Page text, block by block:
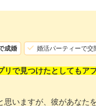
成婚 婚活パーティーで交
リで見つけたとしてもア
いますが、彼があなた